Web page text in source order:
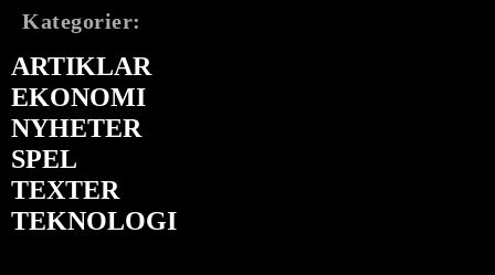
Kategorier:
ARTIKLAR
EKONOMI
NYHETER
SPEL
TEXTER
TEKNOLOGI